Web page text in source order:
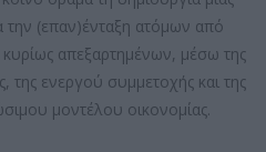
την (επαν)ένταξη ατόμων από
απεξαρτημένων, μέσω της
της ενεργού συμμετοχής και της
μοντέλου οικονομίας.